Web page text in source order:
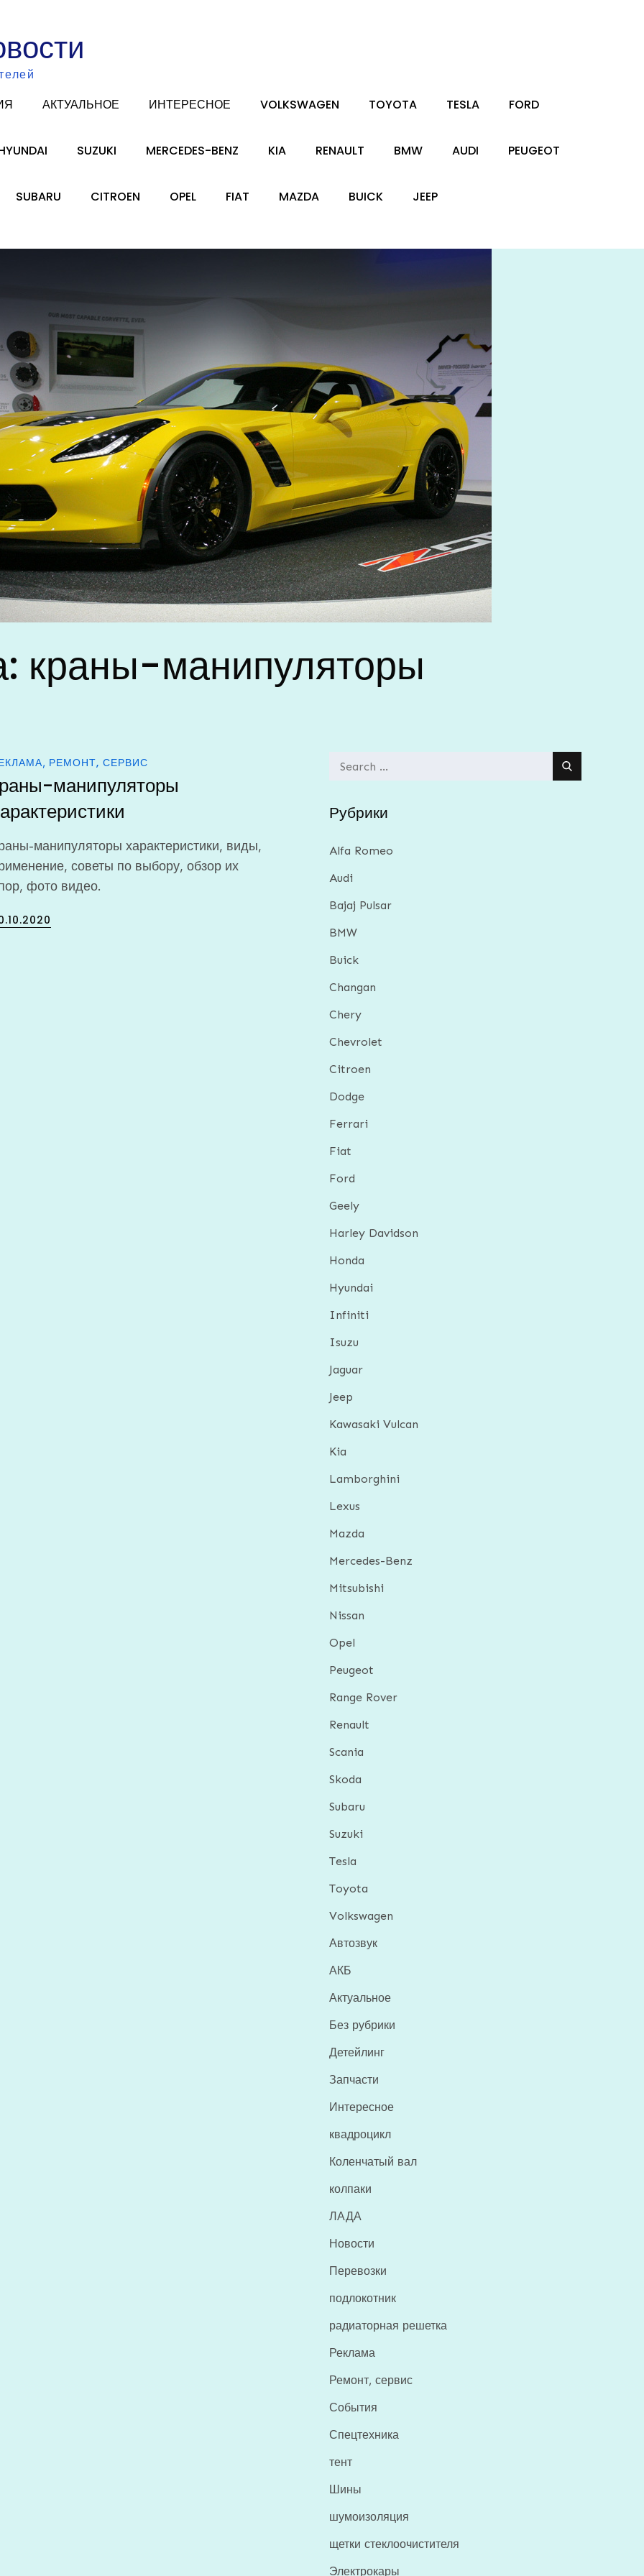
АКТУАЛЬНОЕ ИНТЕРЕСНОЕ VOLKSWAGEN TOYOTA TESLA FORD
SUZUKI MERCEDES-BENZ KIA RENAULT BMW AUDI PEUGEOT
SUBARU CITROEN OPEL FIAT MAZDA BUICK JEEP
краны-манипуляторы
РЕМОНТ, СЕРВИС
манипуляторы
манипуляторы характеристики, виды,
советы по выбору, обзор их
фото видео.
Search
Рубрики
Alfa Romeo
Audi
Bajaj Pulsar
BMW
Buick
Changan
Chery
Chevrolet
Citroen
Dodge
Ferrari
Fiat
Ford
Geely
Harley Davidson
Honda
Hyundai
Infiniti
Isuzu
Jaguar
Jeep
Kawasaki Vulcan
Kia
Lamborghini
Lexus
Mazda
Mercedes-Benz
Mitsubishi
Nissan
Opel
Peugeot
Range Rover
Renault
Scania
Skoda
Subaru
Suzuki
Tesla
Toyota
Volkswagen
Автозвук
АКБ
Актуальное
Без рубрики
Детейлинг
Запчасти
Интересное
квадроцикл
Коленчатый вал
колпаки
ЛАДА
Новости
Перевозки
подлокотник
радиаторная решетка
Реклама
Ремонт, сервис
События
Спецтехника
тент
Шины
шумоизоляция
щетки стеклоочистителя
Электрокары